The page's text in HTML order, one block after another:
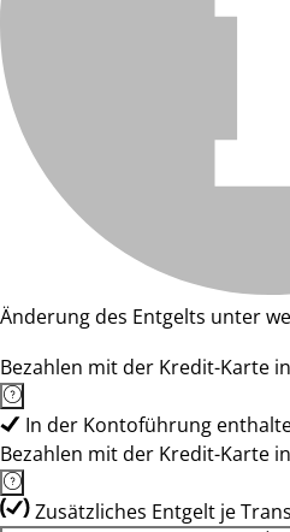
Änderung des Entgelts unter
Bezahlen mit der Kredit-Karte
In der Kontoführung
Bezahlen mit der Kredit-Karte
Zusätzliches Entgelt je